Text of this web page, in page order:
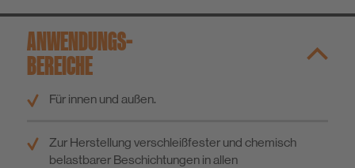
ANWENDUNGS­
BEREICHE
Für innen und außen.
Zur Herstellung verschleißfester und chemisch
belastbarer Beschichtungen in allen